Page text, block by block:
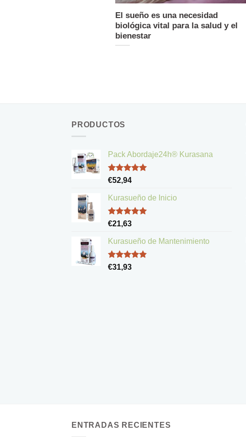
El sueño es una necesidad
biológica vital para la salud y el
bienestar
PRODUCTOS
Pack Abordaje24h® Kurasana
Valorado
de 5
€52,94
Kurasueño de Inicio
Valorado
de 5
€21,63
Kurasueño de Mantenimiento
Valorado
€31,93
ENTRADAS RECIENTES